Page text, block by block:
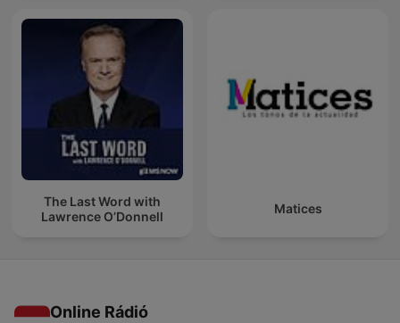
The Last Word with
Lawrence O’Donnell
Matices
Online Rádió